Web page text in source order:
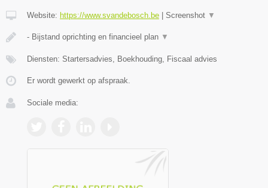
Website: https://www.svandebosch.be Screenshot ▼
- Bijstand oprichting en financieel plan ▼
Diensten: Startersadvies, Boekhouding, Fiscaal advies
Er wordt gewerkt op afspraak.
Sociale media: